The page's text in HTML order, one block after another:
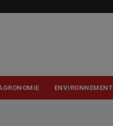
ENVIRONNEMENT